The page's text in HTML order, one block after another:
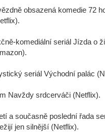
obsazená komedie 72
komediální seriál Jízda o
seriál Východní palác
Navždy srdcerváči (Netflix).
a současně poslední řada
jen silnější (Netflix).